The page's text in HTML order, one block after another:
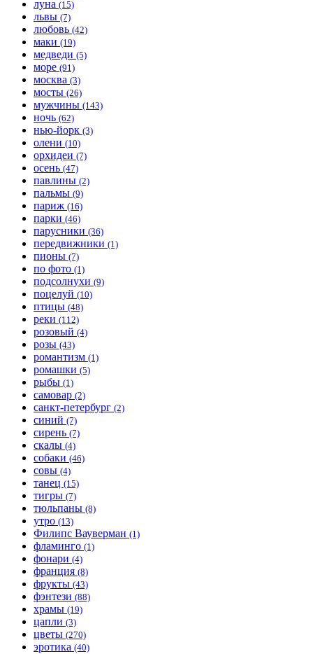
луна (15)
львы (7)
любовь (42)
маки (19)
медведи (5)
море (91)
москва (3)
мосты (26)
мужчины (143)
ночь (62)
нью-йорк (3)
олени (10)
орхидеи (7)
осень (47)
павлины (2)
пальмы (9)
париж (16)
парки (46)
парусники (36)
передвижники (1)
пионы (7)
по фото (1)
подсолнухи (9)
поцелуй (10)
птицы (48)
реки (112)
розовый (4)
розы (43)
романтизм (1)
ромашки (5)
рыбы (1)
самовар (2)
санкт-петербург (2)
синий (7)
сирень (7)
скалы (4)
собаки (46)
совы (4)
танец (15)
тигры (7)
тюльпаны (8)
утро (13)
Филипс Вауверман (1)
фламинго (1)
фонари (4)
франция (8)
фрукты (43)
фэнтези (88)
храмы (19)
цапли (3)
цветы (270)
эротика (40)